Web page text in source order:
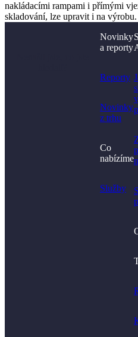
nakládacími rampami i přímými
skladování, lze upravit i na výrobu.
Novinky
a reporty
Reporty
Novinky
z trhu
Co
nabízíme
Služby